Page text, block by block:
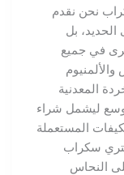
نحن نقدم
بل
في جميع
المعدنية
ليشمل شراء
المستعملة
سكراب
النحاس